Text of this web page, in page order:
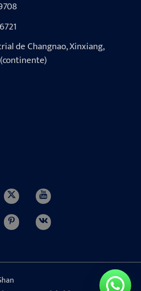
de Changnao, Xinxiang,